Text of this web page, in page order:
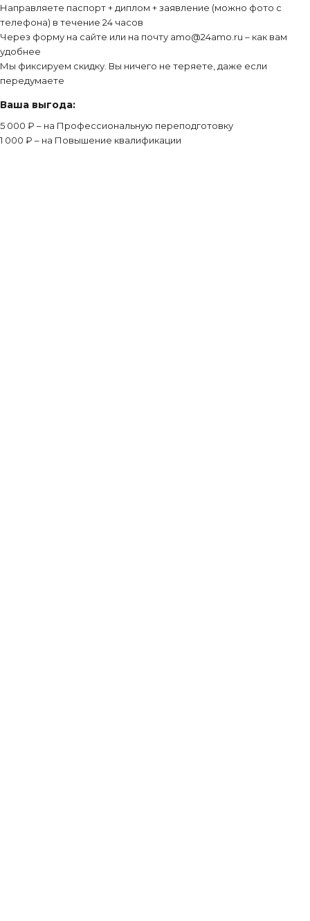
Направляете паспорт + диплом + заявление (можно фото с
телефона) в течение 24 часов
Через форму на сайте или на почту amo@24amo.ru – как вам
удобнее
Мы фиксируем скидку. Вы ничего не теряете, даже если
передумаете
Ваша выгода:
5 000 ₽ – на Профессиональную переподготовку
1 000 ₽ – на Повышение квалификации